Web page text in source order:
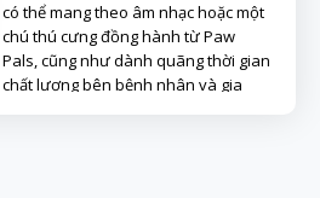
có thể mang theo âm nhạc hoặc một
chú thú cưng đồng hành từ Paw
Pals, cũng như dành quãng thời gian
chất lượng bên bệnh nhân và gia